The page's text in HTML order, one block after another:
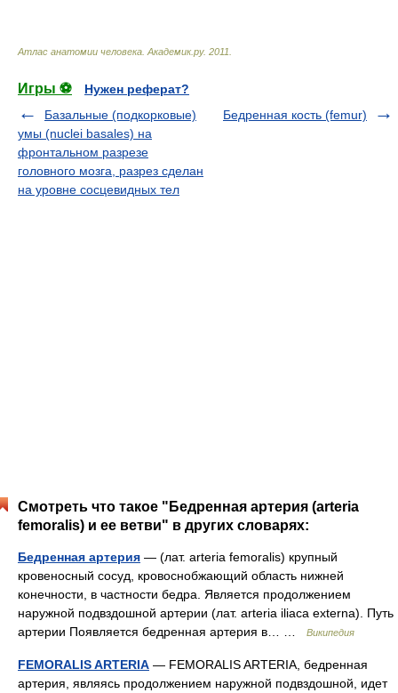
Атлас анатомии человека Академик.ру. 2011
Игры ⚽
Нужен реферат?
Базальные (подкорковые)
умы (nuclei basales) на
фронтальном разрезе
головного мозга, разрез сделан
на уровне сосцевидных тел
Бедренная кость (femur)
Смотреть что такое "Бедренная артерия (arteria
femoralis) и ее ветви" в других словарях:
Бедренная артерия — (лат. arteria femoralis) крупный
кровеносный сосуд, кровоснобжающий область нижней
конечности, в частности бедра. Является продолжением
наружной подвздошной артерии (лат. arteria iliaca externa). Путь
артерии Появляется бедренная артерия в… …
Википедия
FEMORALIS ARTERIA — FEMORALIS ARTERIA, бедренная
артерия, являясь продолжением наружной подвздошной, идет